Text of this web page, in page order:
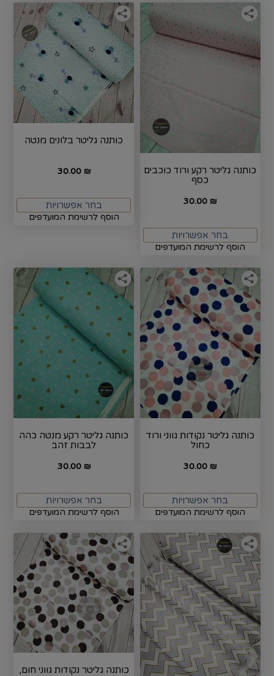
כותנה גליטר רקע ורוד כוכבים
כסף
30.00 ₪
בחר אפשרויות
הוסף לרשימת המועדפים
כותנה גליטר בלונים מנטה
30.00 ₪
בחר אפשרויות
הוסף לרשימת המועדפים
כותנה גליטר נקודות גווני ורוד
כחול
30.00 ₪
בחר אפשרויות
הוסף לרשימת המועדפים
כותנה גליטר רקע מנטה כהה
לבבות זהב
30.00 ₪
בחר אפשרויות
הוסף לרשימת המועדפים
כותנה גליטר נקודות גווני חום,